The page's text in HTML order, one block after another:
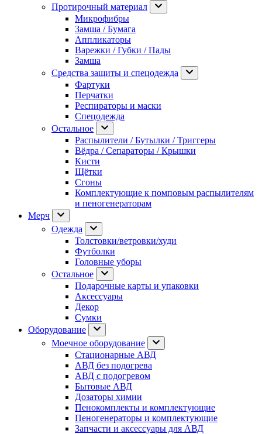
Протирочный материал
Микрофибры
Замша / Бумага
Аппликаторы
Варежки / Губки / Пады
Замша
Средства защиты и спецодежда
Фартуки
Перчатки
Респираторы и маски
Спецодежда
Остальное
Распылители / Бутылки / Триггеры
Вёдра / Сепараторы / Крышки
Кисти
Щётки
Сгоны
Комплектующие к помповым распылителям
и пеногенераторам
Мерч
Одежда
Толстовки/ветровки/худи
Футболки
Головные уборы
Остальное
Подарочные карты и упаковки
Аксессуары
Декор
Сумки
Оборудование
Моечное оборудование
Стационарные АВД
АВД без подогрева
АВД с подогревом
Бытовые АВД
Дозаторы химии
Пенокомплекты и комплектующие
Пеногенераторы и комплектующие
Запчасти и аксессуары для АВД